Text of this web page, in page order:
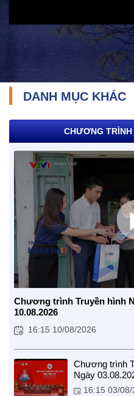
Y tế và sức khỏe
TRÁCH NHIỆM CỘNG ĐỒNG
Doanh nghiệp - Doanh nhân
Mô hình tiêu biểu
CUỘC SỐNG TƯƠI ĐẸP
DANH MỤC KHÁC
CHƯƠNG
Chương trình Truyền hình
10.08.2026
16:15 10/08/2026
Chương trình
Ngày
16:15 03/08/